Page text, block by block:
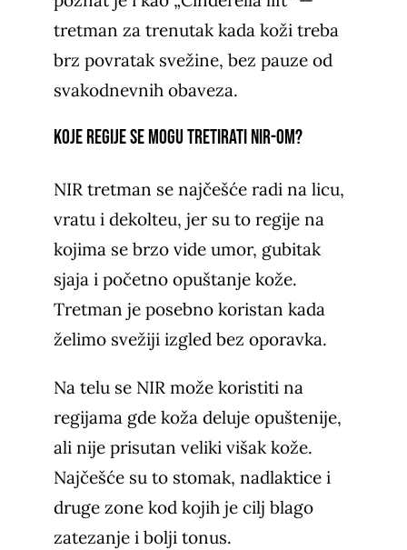
tretman za trenutak kada koži treba
brz povratak svežine, bez pauze od
svakodnevnih obaveza.
Koje regije se mogu tretirati NIR-om?
NIR tretman se najčešće radi na licu,
vratu i dekolteu, jer su to regije na
kojima se brzo vide umor, gubitak
sjaja i početno opuštanje kože.
Tretman je posebno koristan kada
želimo svežiji izgled bez oporavka.
Na telu se NIR može koristiti na
regijama gde koža deluje opuštenije,
ali nije prisutan veliki višak kože.
Najčešće su to stomak, nadlaktice i
druge zone kod kojih je cilj blago
zatezanje i bolji tonus.